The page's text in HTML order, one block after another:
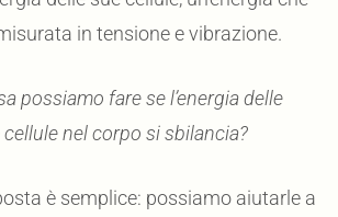
in tensione e vibrazione.
possiamo fare se l’energia delle
nel corpo si sbilancia?
è semplice: possiamo aiutarle a